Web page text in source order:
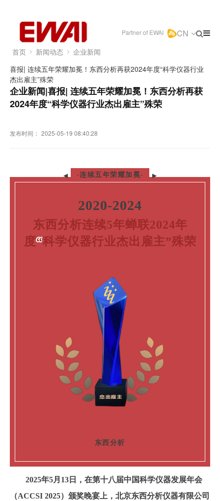
Partner of EWAI CN
首页 新闻动态
企业新闻
喜报| 连续五年荣耀加冕！东西分析再获2024年度“科学仪器行业
杰出雇主”殊荣
企业新闻|喜报| 连续五年荣耀加冕！东西分析再获
2024年度“科学仪器行业杰出雇主”殊荣
发布时间： 2025-05-19 08:40:28
◀ -连续五年荣耀加冕- ▶
2020-2024
东西分析连续5年蝉联2024年
度“科学仪器行业杰出雇主”殊荣
东西分析
2025年5月13日，在第十八届中国科学仪器发展年会
（ACCSI 2025）颁奖晚宴上， 北京东西分析仪器有限公司